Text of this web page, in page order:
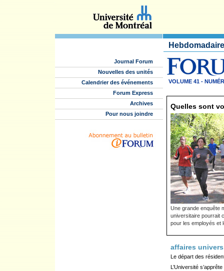
Journal Forum
Nouvelles des unités
Calendrier des événements
Forum Express
Archives
Pour nous joindre
VOLUME 41 -
Quelles sont
Une grande enquête
universitaire pourrait
pour les employés et
affaires
Le départ des
L’Université